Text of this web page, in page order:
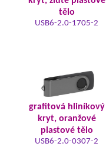
tělo
USB6-2.0-1705-2
grafitová hliníkový
kryt, oranžové
plastové tělo
USB6-2.0-0307-2